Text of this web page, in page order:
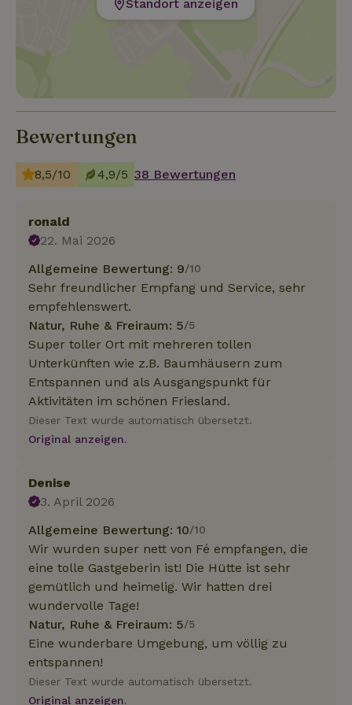
Standort anzeigen
Bewertungen
8,5/10 4,9/5 38 Bewertungen
ronald
22. Mai 2026
Allgemeine Bewertung: 9/10
Sehr freundlicher Empfang und Service, sehr
empfehlenswert.
Natur, Ruhe & Freiraum: 5/5
Super toller Ort mit mehreren tollen
Unterkünften wie z.B. Baumhäusern zum
Entspannen und als Ausgangspunkt für
Aktivitäten im schönen Friesland.
Dieser Text wurde automatisch übersetzt.
Original anzeigen.
Denise
3. April 2026
Allgemeine Bewertung: 10/10
Wir wurden super nett von Fé empfangen, die
eine tolle Gastgeberin ist! Die Hütte ist sehr
gemütlich und heimelig. Wir hatten drei
wundervolle Tage!
Natur, Ruhe & Freiraum: 5/5
Eine wunderbare Umgebung, um völlig zu
entspannen!
Dieser Text wurde automatisch übersetzt.
Original anzeigen.